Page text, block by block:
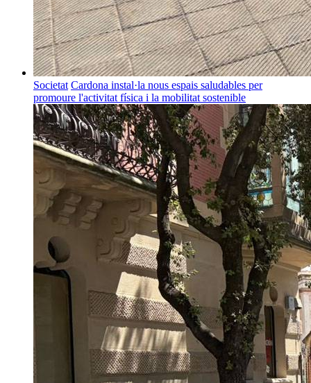
Societat Cardona instal·la nous espais saludables per
promoure l'activitat física i la mobilitat sostenible